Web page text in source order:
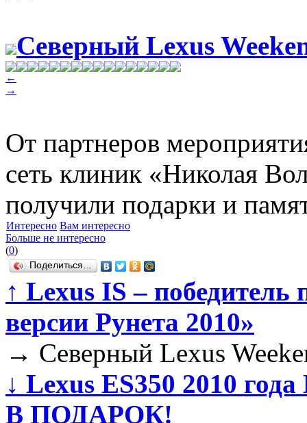
Северный Lexus
←
→
От партнеров
сеть клиник «Николая
получили подарки и
Интересно Вам интересно
Больше не интересно
(0)
Поделиться…
↑ Lexus IS –
версии Рунета 2010»
→ Северный Lexus
↓ Lexus ES350 2010
В ПОДАРОК!